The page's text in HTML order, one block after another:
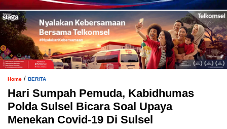
Home / BERITA
Hari Sumpah Pemuda, Kabidhumas
Polda Sulsel Bicara Soal Upaya
Menekan Covid-19 Di Sulsel